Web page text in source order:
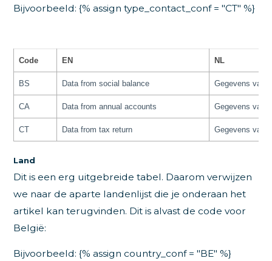
Bijvoorbeeld: {% assign type_contact_conf = "CT" %}
Code EN NL
BS Data from social balance Gegevens van
CA Data from annual accounts Gegevens van
CT Data from tax return Gegevens van
Land
Dit is een erg uitgebreide tabel. Daarom verwijzen
we naar de aparte landenlijst die je onderaan het
artikel kan terugvinden. Dit is alvast de code voor
België:
Bijvoorbeeld: {% assign country_conf = "BE" %}